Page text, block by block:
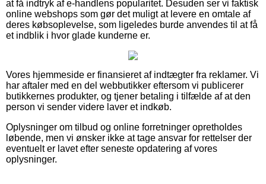
at få indtryk af e-handlens popularitet. Desuden ser vi faktisk
online webshops som gør det muligt at levere en omtale af
deres købsoplevelse, som ligeledes burde anvendes til at få
et indblik i hvor glade kunderne er.
Vores hjemmeside er finansieret af indtægter fra reklamer. Vi
har aftaler med en del webbutikker eftersom vi publicerer
butikkernes produkter, og tjener betaling i tilfælde af at den
person vi sender videre laver et indkøb.
Oplysninger om tilbud og online forretninger opretholdes
løbende, men vi ønsker ikke at tage ansvar for rettelser der
eventuelt er lavet efter seneste opdatering af vores
oplysninger.